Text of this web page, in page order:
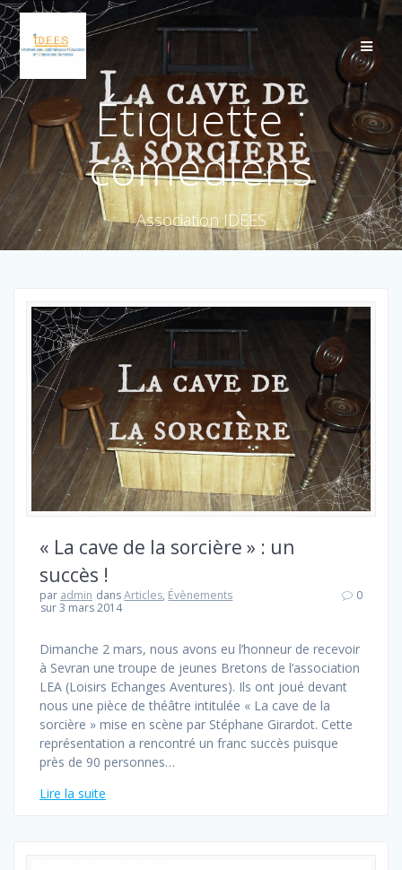
Étiquette :
comédiens
Association IDEES
« La cave de la sorcière » : un
succès !
par admin dansArticles, Évènements
sur 3 mars 2014
0
Dimanche 2 mars, nous avons eu l’honneur de recevoir
à Sevran une troupe de jeunes Bretons de l’association
LEA (Loisirs Echanges Aventures). Ils ont joué devant
nous une pièce de théâtre intitulée « La cave de la
sorcière » mise en scène par Stéphane Girardot. Cette
représentation a rencontré un franc succès puisque
près de 90 personnes…
Lire la suite